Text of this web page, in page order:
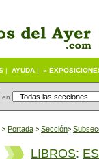
| AYUDA | «
en
> Portada > Sección>
LIBROS: